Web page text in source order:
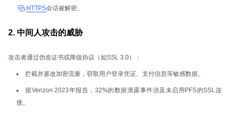
HTTPS会话被解密。
2. 中间人攻击的威胁
攻击者通过伪造证书或降级协议（如SSL 3.0）：
拦截并篡改加密流量，窃取用户登录凭证、支付信息等敏感数据。
据Verizon 2023年报告，32%的数据泄露事件涉及未启用PFS的SSL连
接。